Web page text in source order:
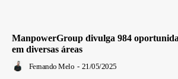
ManpowerGroup divulga 984
em diversas áreas
Fernando Melo - 21/05/2025